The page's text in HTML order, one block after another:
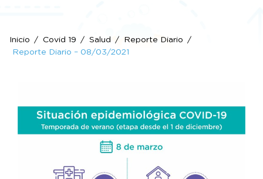
Inicio Covid 19 Salud
Reporte Diario
Reporte Diario – 08/03/2021